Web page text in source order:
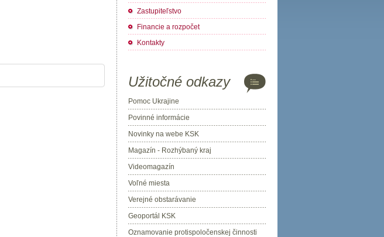
Zastupiteľstvo
Financie a rozpočet
Kontakty
Užitočné odkazy
Pomoc Ukrajine
Povinné informácie
Novinky na webe KSK
Magazín - Rozhýbaný kraj
Videomagazín
Voľné miesta
Verejné obstarávanie
Geoportál KSK
Oznamovanie protispoločenskej činnosti